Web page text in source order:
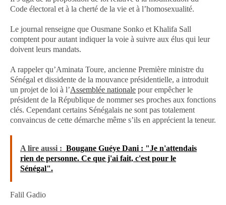
Code électoral et à la cherté de la vie et à l’homosexualité.
Le journal renseigne que Ousmane Sonko et Khalifa Sall
comptent pour autant indiquer la voie à suivre aux élus qui leur
doivent leurs mandats.
A rappeler qu’Aminata Toure, ancienne Première ministre du
Sénégal et dissidente de la mouvance présidentielle, a introduit
un projet de loi à l’Assemblée nationale pour empêcher le
président de la République de nommer ses proches aux fonctions
clés. Cependant certains Sénégalais ne sont pas totalement
convaincus de cette démarche même s’ils en apprécient la teneur.
A lire aussi : Bougane Guéye Dani : "Je n'attendais
rien de personne. Ce que j'ai fait, c'est pour le
Sénégal".
Falil Gadio